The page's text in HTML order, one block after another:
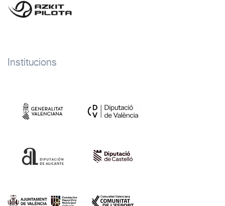
Institucions